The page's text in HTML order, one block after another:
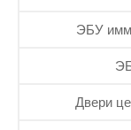
ЭБУ
Двери